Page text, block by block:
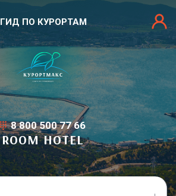
ГИД ПО КУРОРТАМ
8 800 500 77 66
ROOM HOTEL